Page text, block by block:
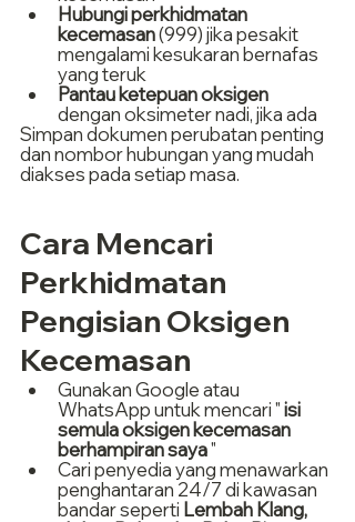
Hubungi perkhidmatan
kecemasan (999) jika pesakit
mengalami kesukaran bernafas
yang teruk
Pantau ketepuan oksigen
dengan oksimeter nadi, jika ada
Simpan dokumen perubatan penting
dan nombor hubungan yang mudah
diakses pada setiap masa.
Cara Mencari
Perkhidmatan
Pengisian Oksigen
Kecemasan
Gunakan Google atau
WhatsApp untuk mencari " isi
semula oksigen kecemasan
berhampiran saya "
Cari penyedia yang menawarkan
penghantaran 24/7 di kawasan
bandar seperti Lembah Klang,